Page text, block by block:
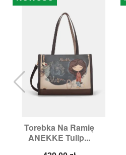
Torebka Na Ramię
ANEKKE Tulip...